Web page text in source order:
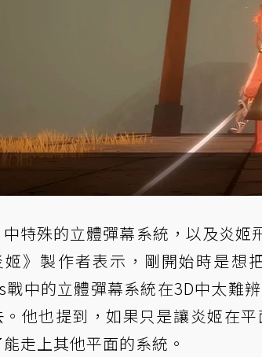
特殊的立體彈幕系統，以及炎姬
姬》製作者表示，剛開始時是想
戰中的立體彈幕系統在3D中太難
。他也提到，如果只是讓炎姬在
走上其他平面的系統。